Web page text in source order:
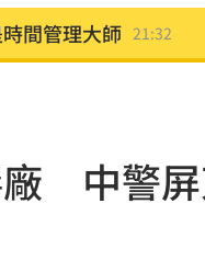
尿檢出爐！ 21:26
後一次了
備藏後門 21:18
中警